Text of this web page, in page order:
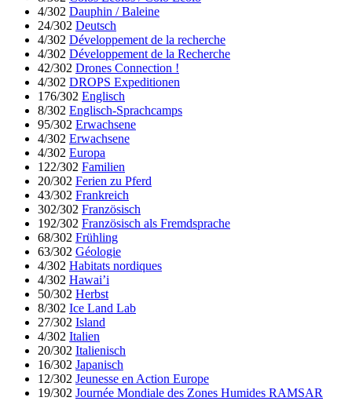
4/302 Dauphin / Baleine
24/302 Deutsch
4/302 Développement de la recherche
4/302 Développement de la Recherche
42/302 Drones Connection !
4/302 DROPS Expeditionen
176/302 Englisch
8/302 Englisch-Sprachcamps
95/302 Erwachsene
4/302 Erwachsene
4/302 Europa
122/302 Familien
20/302 Ferien zu Pferd
43/302 Frankreich
302/302 Französisch
192/302 Französisch als Fremdsprache
68/302 Frühling
63/302 Géologie
4/302 Habitats nordiques
4/302 Hawai’i
50/302 Herbst
8/302 Ice Land Lab
27/302 Island
4/302 Italien
20/302 Italienisch
16/302 Japanisch
12/302 Jeunesse en Action Europe
19/302 Journée Mondiale des Zones Humides RAMSAR